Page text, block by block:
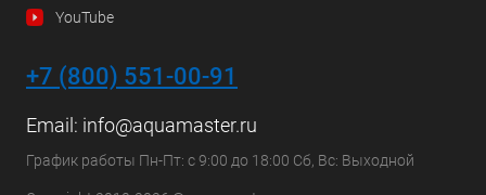
YouTube
+7 (800) 551-00-91
Email: info@aquamaster.ru
График работы Пн-Пт: с 9:00 до 18:00 Сб, Вс: Выходной